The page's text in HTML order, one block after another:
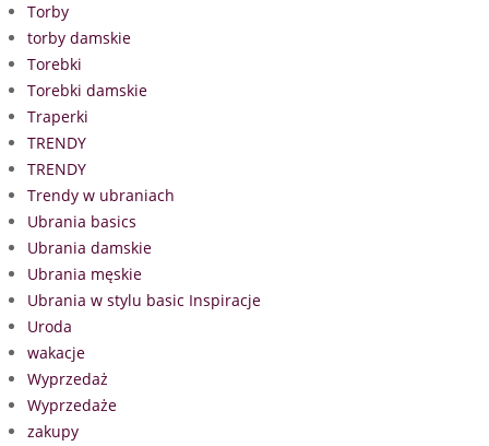
Torby
torby damskie
Torebki
Torebki damskie
Traperki
TRENDY
TRENDY
Trendy w ubraniach
Ubrania basics
Ubrania damskie
Ubrania męskie
Ubrania w stylu basic Inspiracje
Uroda
wakacje
Wyprzedaż
Wyprzedaże
zakupy